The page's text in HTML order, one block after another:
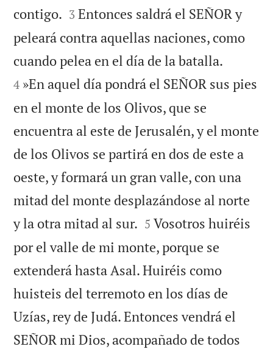
contigo. 

3 Entonces saldrá el SEÑOR y
peleará contra aquellas naciones, como
cuando pelea en el día de la batalla.
4 »En aquel día pondrá el SEÑOR sus pies
en el monte de los Olivos, que se
encuentra al este de Jerusalén, y el monte
de los Olivos se partirá en dos de este a
oeste, y formará un gran valle, con una
mitad del monte desplazándose al norte
y la otra mitad al sur. 

5 Vosotros huiréis
por el valle de mi monte, porque se
extenderá hasta Asal. Huiréis como
huisteis del terremoto en los días de
Uzías, rey de Judá. Entonces vendrá el
SEÑOR mi Dios, acompañado de todos